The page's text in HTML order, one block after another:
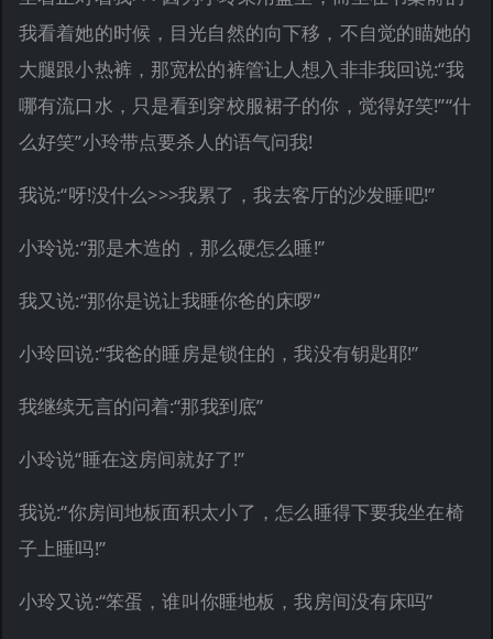
我看着她的时候，目光自然的向下移，不自觉的瞄她的
大腿跟小热裤，那宽松的裤管让人想入非非我回说:“我
哪有流口水，只是看到穿校服裙子的你，觉得好笑!”“什
么好笑”小玲带点要杀人的语气问我!
我说:“呀!没什么>>>我累了，我去客厅的沙发睡吧!”
小玲说:“那是木造的，那么硬怎么睡!”
我又说:“那你是说让我睡你爸的床啰”
小玲回说:“我爸的睡房是锁住的，我没有钥匙耶!”
我继续无言的问着:“那我到底”
小玲说“睡在这房间就好了!”
我说:“你房间地板面积太小了，怎么睡得下要我坐在椅
子上睡吗!”
小玲又说:“笨蛋，谁叫你睡地板，我房间没有床吗”